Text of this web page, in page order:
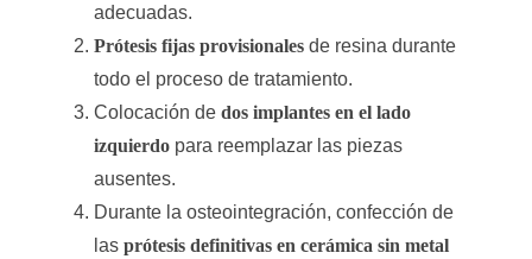
adecuadas.
Prótesis fijas provisionalesde resina durante
todo el proceso de tratamiento.
Colocación de dos implantes en el lado
izquierdopara reemplazar las piezas
ausentes.
Durante la osteointegración, confección de
las prótesis definitivas en cerámica sin metal